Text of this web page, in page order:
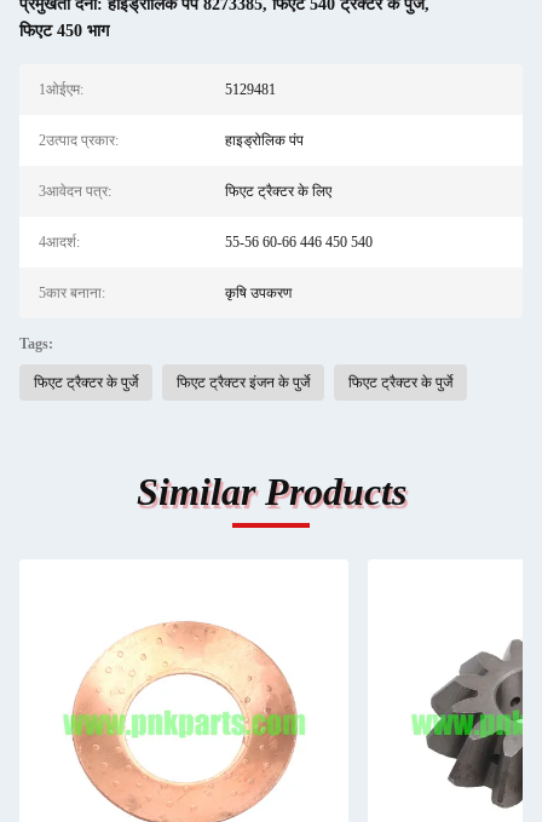
प्रमुखता देना:हाइड्रोलिक पंप 8273385,फिएट 540 ट्रैक्टर के पुर्जे,
फिएट 450 भाग
1ओईएम: 5129481
2उत्पाद प्रकार: हाइड्रोलिक पंप
3आवेदन पत्र: फिएट ट्रैक्टर के लिए
4आदर्श: 55-56 60-66 446 450 540
5कार बनाना: कृषि उपकरण
Tags:
फिएट ट्रैक्टर के पुर्जे फिएट ट्रैक्टर इंजन के पुर्जे फिएट ट्रैक्टर के पुर्जे
Similar Products